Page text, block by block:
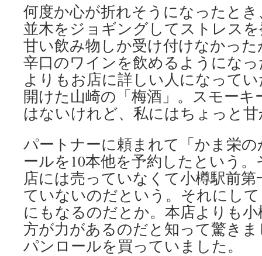
何度か心が折れそうになったと
並木をジョギングしてストレス
甘い飲み物しか受け付けなかっ
辛口のワインを飲めるようにな
よりもお店に詳しい人になって
開けた山崎の「梅酒」。スモー
はないけれど、私にはちょっと
パートナーに頼まれて「かま栄
ールを10本他を予約したという
店には売っていなくて小樽駅前
ていないのだという。それにし
にもなるのだとか。本店よりも
方が力があるのだと知って驚き
パンロールを買っていました。